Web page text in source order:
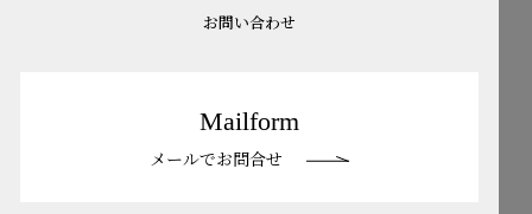
お問い合わせ
Mailform
メールでお問合せ